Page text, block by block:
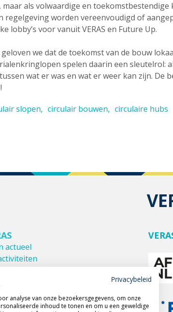
als volwaardige en toekomstbestendige
regelgeving worden vereenvoudigd of
lobby’s voor vanuit VERAS en Future Up.
we dat de toekomst van de bouw
spelen daarin een sleutelrol:
wat er was en wat er weer kan zijn. De
slopen circulair bouwen circulaire hubs
actueel
VERAS
reglement
Privacybeleid
analyse van onze bezoekersgegevens, om onze
inhoud te tonen en om u een geweldige